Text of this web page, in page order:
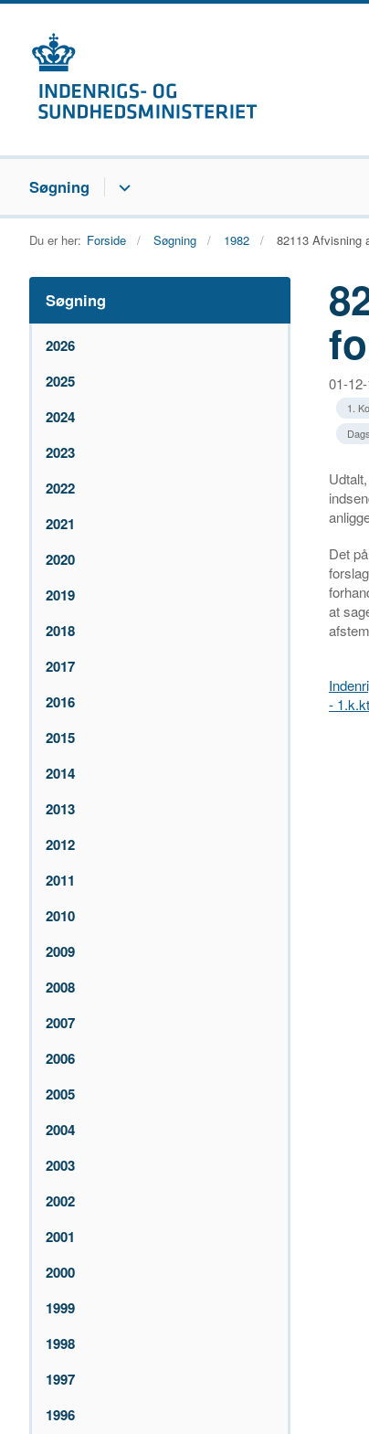
Søgning
Du er her: Forside Søgning 1982 82113 Afvisning
Søgning
2026
2025
2024
2023
2022
2021
2020
2019
2018
2017
2016
2015
2014
2013
2012
2011
2010
2009
2008
2007
2006
2005
2004
2003
2002
2001
2000
1999
1998
1997
1996
01-
1.
Det
at
-